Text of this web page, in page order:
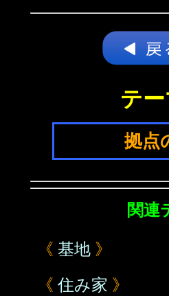
テ
拠点
関連
《 基地 》
《 住み家 》